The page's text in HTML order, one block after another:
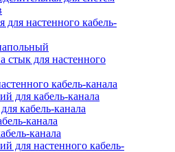
для настенного кабель-
стык для настенного
кабель-канала
для кабель-канала
кабель-канала
канала
канала
для настенного кабель-